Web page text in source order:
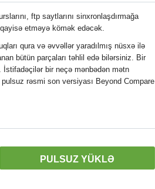
ftp saytlarını sinxronlaşdırmağa
etməyə kömək edəcək.
qura və əvvəllər yaradılmış nüsxə ilə
bütün parçaları təhlil edə bilərsiniz. Bir
bir neçə mənbədən mətn
rəsmi son versiyası Beyond Compare
PULSUZ YÜKLƏ